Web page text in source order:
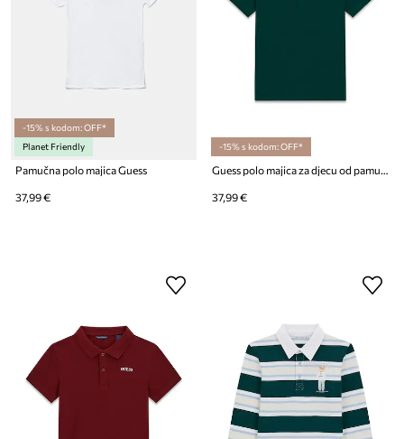
-15% s kodom: OFF*
Planet Friendly
Pamučna polo majica Guess
37,99 €
-15% s kodom: OFF*
Guess polo majica za djecu od pamuka
37,99 €